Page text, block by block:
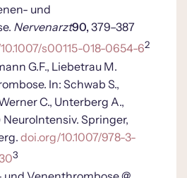
und
Nervenarzt90,379–387
s00115-018-0654-62
G.F., Liebetrau M.
In: Schwab S.,
C., Unterberg A.,
NeuroIntensiv. Springer,
doi.org/10.1007/978-3-
3